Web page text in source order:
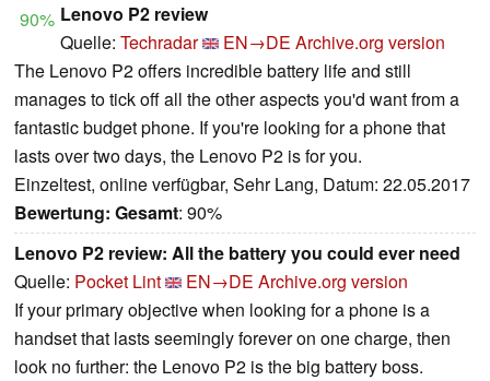
90% Lenovo P2 review
Quelle: Techradar EN→DE Archive.org version
The Lenovo P2 offers incredible battery life and still
manages to tick off all the other aspects you'd want from a
fantastic budget phone. If you're looking for a phone that
lasts over two days, the Lenovo P2 is for you.
Einzeltest, online verfügbar, Sehr Lang, Datum: 22.05.2017
Bewertung: Gesamt: 90%
Lenovo P2 review: All the battery you could ever need
Quelle: Pocket Lint EN→DE Archive.org version
If your primary objective when looking for a phone is a
handset that lasts seemingly forever on one charge, then
look no further: the Lenovo P2 is the big battery boss.